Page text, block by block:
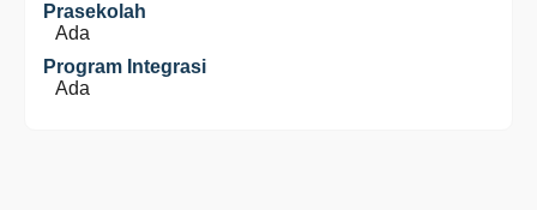
Prasekolah
Ada
Program Integrasi
Ada